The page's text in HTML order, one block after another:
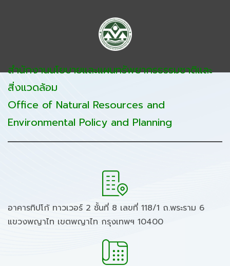
สำนักงานนโยบายและแผนทรัพยากรธรรมชาติและ
สิ่งแวดล้อม
Office of Natural Resources and
Environmental Policy and Planning
อาคารทิปโก้ ทาวเวอร์ 2 ชั้นที่ 8 เลขที่ 118/1 ถ.พระราม 6
แขวงพญาไท เขตพญาไท กรุงเทพฯ 10400